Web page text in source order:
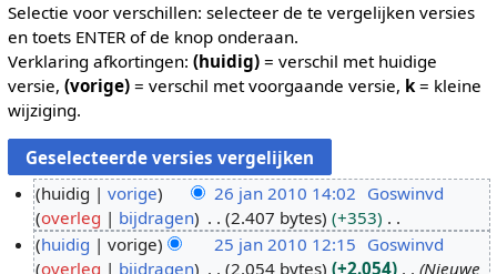
Selectie voor verschillen: selecteer de te vergelijken versies
en toets ENTER of de knop onderaan.
Verklaring afkortingen: (huidig)= verschil met huidige
versie, (vorige)= verschil met voorgaande versie, k= kleine
wijziging.
6
huidig vorige 26 jan 2010 14:02 Goswinvd
overleg
bijdragen 2.407 bytes
+353
G
e
huidig vorige 25 jan 2010 12:15 Goswinvd
overleg
bijdragen 2.054 bytes +2.054
Nieuwe